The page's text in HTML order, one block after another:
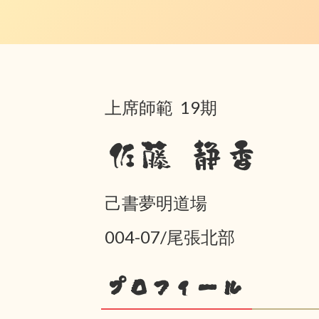
上席師範 19期
佐藤 静香
己書夢明道場
004-07/尾張北部
プロフィール